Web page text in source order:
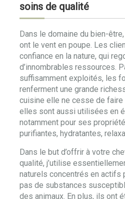
soins de qualité
Dans le domaine du bien-
ont le vent en poupe. Les
confiance en la nature, qui
d’innombrables ressources.
suffisamment exploités, les
renferment une grande
cuisine elle ne cesse de
elles sont aussi utilisées en
notamment pour ses
purifiantes, hydratantes,
Dans le but d’offrir à votre
qualité, j’utilise
naturels concentrés en actifs
pas de substances
des animaux. En plus, ils ont